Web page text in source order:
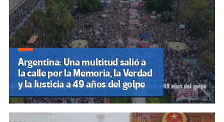
Argentina: Una multitud salió a
la calle por la Memoria, la Verdad
y la Justicia a 49 años del golpe